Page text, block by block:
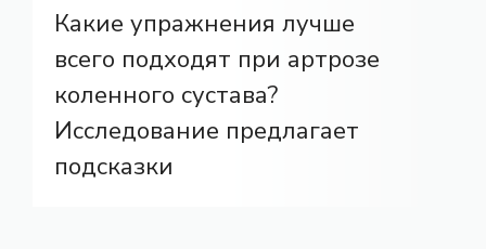
Какие упражнения лучше
всего подходят при артрозе
коленного сустава?
Исследование предлагает
подсказки